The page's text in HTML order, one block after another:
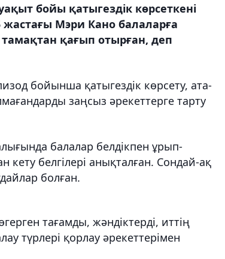
бойы қатыгездік көрсеткені
Мэри Кано балаларға
қағып отырған, деп
бойынша қатыгездік көрсету, ата-
заңсыз әрекеттерге тарту
балалар белдікпен ұрып-
кету белгілері анықталған. Сондай-ақ
болған.
тағамды, жәндіктерді, иттің
түрлері қорлау әрекеттерімен